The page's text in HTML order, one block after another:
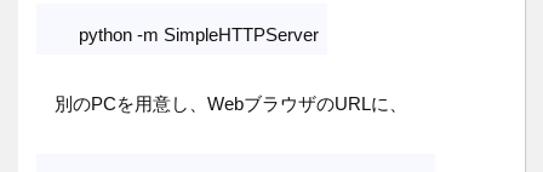
python -m SimpleHTTPServer
別のPCを用意し、WebブラウザのURLに、